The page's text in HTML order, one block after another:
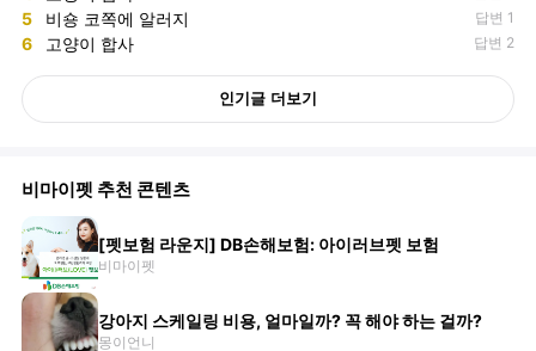
5 비숑 코쪽에 알러지 답변 1
6 고양이 합사 답변 2
인기글 더보기
비마이펫 추천 콘텐츠
[펫보험 라운지] DB손해보험: 아이러브펫 보험
비마이펫
강아지 스케일링 비용, 얼마일까? 꼭 해야 하는 걸까?
몽이언니